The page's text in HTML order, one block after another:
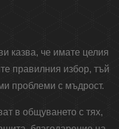
казва, че имате целия
правилния избор, тъй
проблеми с мъдрост.
в общуването с тях,